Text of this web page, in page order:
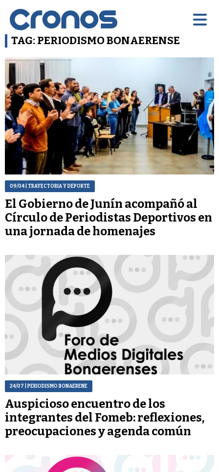
TAG: PERIODISMO BONAERENSE
09/04| TRAYECTORIA Y DEPORTE
El Gobierno de Junín acompañó al
Círculo de Periodistas Deportivos en
una jornada de homenajes
24/07 | PERIODISMO BONAERENE
Auspicioso encuentro de los
integrantes del Fomeb: reflexiones,
preocupaciones y agenda común